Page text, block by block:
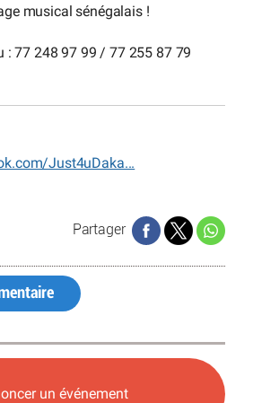
musical sénégalais !
: 77 248 97 99 / 77 255 87 79
Just4uDaka...
Partager
un événement